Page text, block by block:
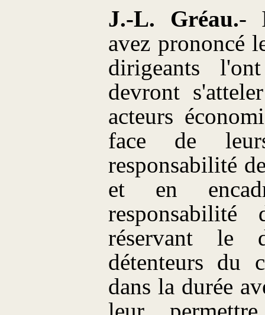
J.-L. Gréau.-
avez prononcé
dirigeants
devront
acteurs
face de
responsabilité
et en
responsabilité
réservant le
détenteurs du
dans la durée